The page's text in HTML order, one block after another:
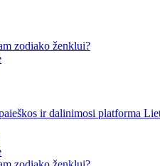
zodiako ženklui?
ir dalinimosi platforma